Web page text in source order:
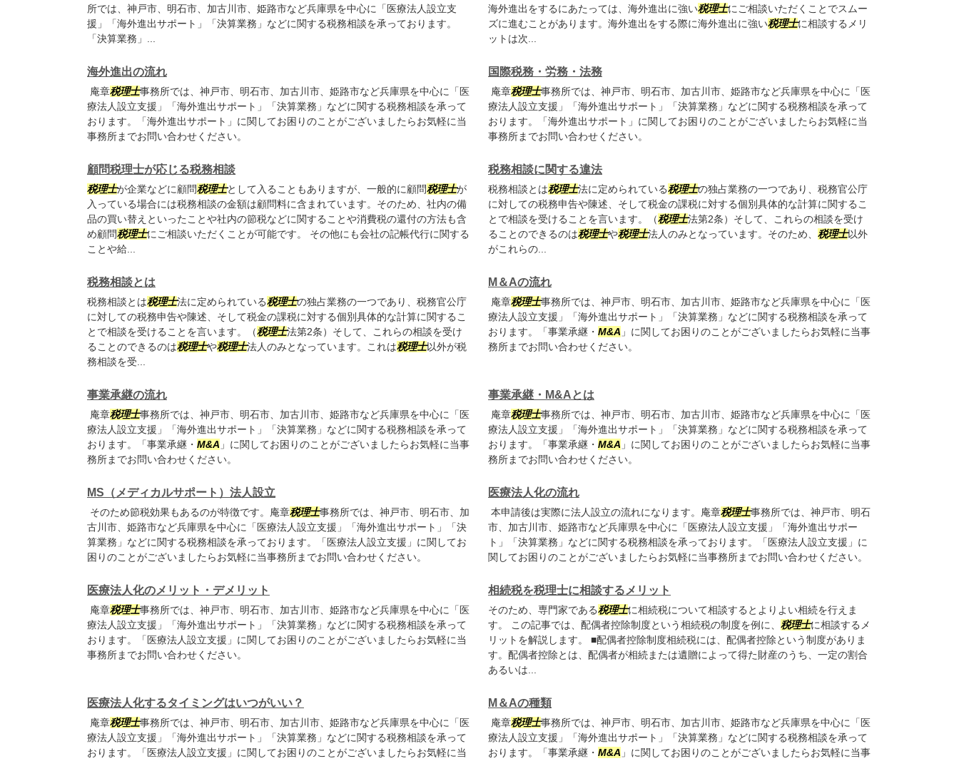
所では、神戸市、明石市、加古川市、姫路市など兵庫県を中心に「医療法人設立支
援」「海外進出サポート」「決算業務」などに関する税務相談を承っております。
「決算業務」...
海外進出をするにあたっては、海外進出に強い税理士にご相談いただくことでスムー
ズに進むことがあります。海外進出をする際に海外進出に強い税理士に相談するメリ
ットは次...
海外進出の流れ
庵章税理士事務所では、神戸市、明石市、加古川市、姫路市など兵庫県を中心に「医
療法人設立支援」「海外進出サポート」「決算業務」などに関する税務相談を承って
おります。「海外進出サポート」に関してお困りのことがございましたらお気軽に当
事務所までお問い合わせください。
国際税務・労務・法務
庵章税理士事務所では、神戸市、明石市、加古川市、姫路市など兵庫県を中心に「医
療法人設立支援」「海外進出サポート」「決算業務」などに関する税務相談を承って
おります。「海外進出サポート」に関してお困りのことがございましたらお気軽に当
事務所までお問い合わせください。
顧問税理士が応じる税務相談
税理士が企業などに顧問税理士として入ることもありますが、一般的に顧問税理士が
入っている場合には税務相談の金額は顧問料に含まれています。そのため、社内の備
品の買い替えといったことや社内の節税などに関することや消費税の還付の方法も含
め顧問税理士にご相談いただくことが可能です。 その他にも会社の記帳代行に関する
ことや給...
税務相談に関する違法
税務相談とは税理士法に定められている税理士の独占業務の一つであり、税務官公庁
に対しての税務申告や陳述、そして税金の課税に対する個別具体的な計算に関するこ
とで相談を受けることを言います。（税理士法第2条）そして、これらの相談を受け
ることのできるのは税理士や税理士法人のみとなっています。そのため、 税理士以外
がこれらの...
税務相談とは
税務相談とは税理士法に定められている税理士の独占業務の一つであり、税務官公庁
に対しての税務申告や陳述、そして税金の課税に対する個別具体的な計算に関するこ
とで相談を受けることを言います。（税理士法第2条）そして、これらの相談を受け
ることのできるのは税理士や税理士法人のみとなっています。これは税理士以外が税
務相談を受...
M＆Aの流れ
庵章税理士事務所では、神戸市、明石市、加古川市、姫路市など兵庫県を中心に「医
療法人設立支援」「海外進出サポート」「決算業務」などに関する税務相談を承って
おります。「事業承継・ M&A 」に関してお困りのことがございましたらお気軽に当事
務所までお問い合わせください。
事業承継の流れ
庵章税理士事務所では、神戸市、明石市、加古川市、姫路市など兵庫県を中心に「医
療法人設立支援」「海外進出サポート」「決算業務」などに関する税務相談を承って
おります。「事業承継・ M&A 」に関してお困りのことがございましたらお気軽に当事
務所までお問い合わせください。
事業承継・M&Aとは
庵章税理士事務所では、神戸市、明石市、加古川市、姫路市など兵庫県を中心に「医
療法人設立支援」「海外進出サポート」「決算業務」などに関する税務相談を承って
おります。「事業承継・ M&A 」に関してお困りのことがございましたらお気軽に当事
務所までお問い合わせください。
MS（メディカルサポート）法人設立
そのため節税効果もあるのが特徴です。庵章税理士事務所では、神戸市、明石市、加
古川市、姫路市など兵庫県を中心に「医療法人設立支援」「海外進出サポート」「決
算業務」などに関する税務相談を承っております。「医療法人設立支援」に関してお
困りのことがございましたらお気軽に当事務所までお問い合わせください。
医療法人化の流れ
本申請後は実際に法人設立の流れになります。庵章税理士事務所では、神戸市、明石
市、加古川市、姫路市など兵庫県を中心に「医療法人設立支援」「海外進出サポー
ト」「決算業務」などに関する税務相談を承っております。「医療法人設立支援」に
関してお困りのことがございましたらお気軽に当事務所までお問い合わせください。
医療法人化のメリット・デメリット
庵章税理士事務所では、神戸市、明石市、加古川市、姫路市など兵庫県を中心に「医
療法人設立支援」「海外進出サポート」「決算業務」などに関する税務相談を承って
おります。「医療法人設立支援」に関してお困りのことがございましたらお気軽に当
事務所までお問い合わせください。
相続税を税理士に相談するメリット
そのため、専門家である税理士に相続税について相談するとよりよい相続を行えま
す。 この記事では、配偶者控除制度という相続税の制度を例に、 税理士に相談するメ
リットを解説します。 ■配偶者控除制度相続税には、配偶者控除という制度がありま
す。配偶者控除とは、配偶者が相続または遺贈によって得た財産のうち、一定の割合
あるいは...
医療法人化するタイミングはいつがいい？
庵章税理士事務所では、神戸市、明石市、加古川市、姫路市など兵庫県を中心に「医
療法人設立支援」「海外進出サポート」「決算業務」などに関する税務相談を承って
おります。「医療法人設立支援」に関してお困りのことがございましたらお気軽に当
M＆Aの種類
庵章税理士事務所では、神戸市、明石市、加古川市、姫路市など兵庫県を中心に「医
療法人設立支援」「海外進出サポート」「決算業務」などに関する税務相談を承って
おります。「事業承継・ M&A 」に関してお困りのことがございましたらお気軽に当事